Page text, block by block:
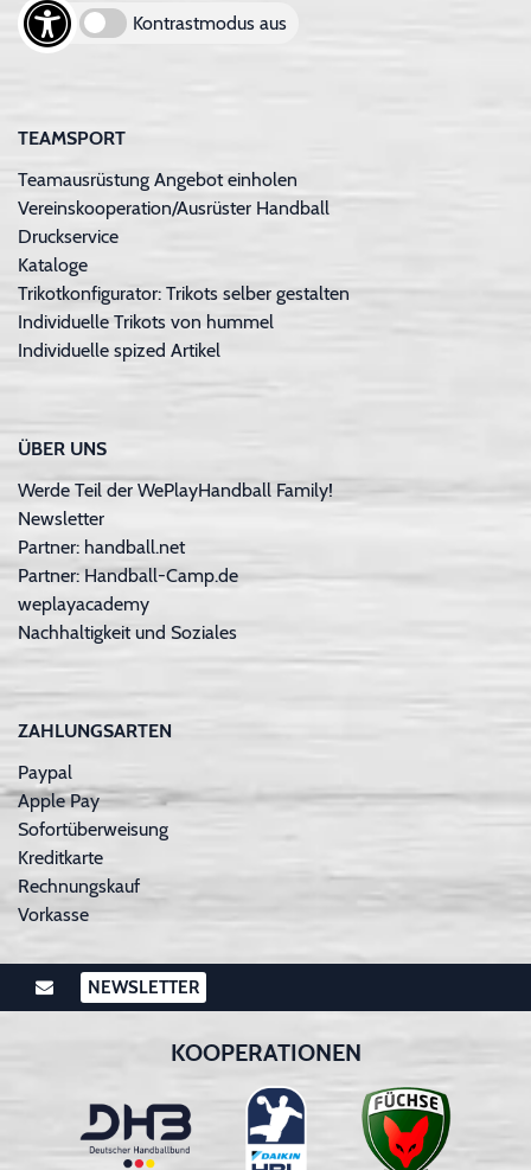
Kontrastmodus aus
TEAMSPORT
Teamausrüstung Angebot einholen
Vereinskooperation/Ausrüster Handball
Druckservice
Kataloge
Trikotkonfigurator: Trikots selber gestalten
Individuelle Trikots von hummel
Individuelle spized Artikel
ÜBER UNS
Werde Teil der WePlayHandball Family!
Newsletter
Partner: handball.net
Partner: Handball-Camp.de
weplayacademy
Nachhaltigkeit und Soziales
ZAHLUNGSARTEN
Paypal
Apple Pay
Sofortüberweisung
Kreditkarte
Rechnungskauf
Vorkasse
NEWSLETTER
KOOPERATIONEN